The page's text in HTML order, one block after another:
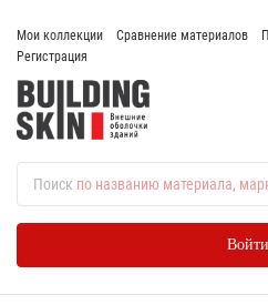
Мои коллекции Сравнение материалов
Регистрация
Поиск по названию материала,
Войти